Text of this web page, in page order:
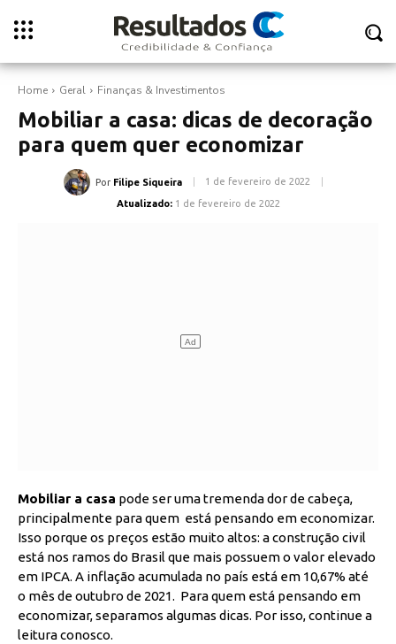
Home Geral Finanças & Investimentos
Mobiliar a casa: dicas de decoração
para quem quer economizar
Por Filipe Siqueira 1 de fevereiro de 2022
Atualizado: 1 de fevereiro de 2022
Mobiliar a casa pode ser uma tremenda dor de cabeça,
principalmente para quem está pensando em economizar.
Isso porque os preços estão muito altos: a construção civil
está nos ramos do Brasil que mais possuem o valor elevado
em IPCA. A inflação acumulada no país está em 10,67% até
o mês de outubro de 2021. Para quem está pensando em
economizar, separamos algumas dicas. Por isso, continue a
leitura conosco.